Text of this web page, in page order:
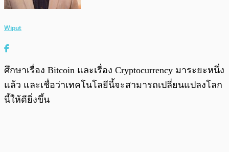
Wiput
ศึกษาเรื่อง Bitcoin และเรื่อง Cryptocurrency มาระยะหนึ่ง
แล้ว และเชื่อว่าเทคโนโลยีนี้จะสามารถเปลี่ยนแปลงโลก
นี้ให้ดียิ่งขึ้น